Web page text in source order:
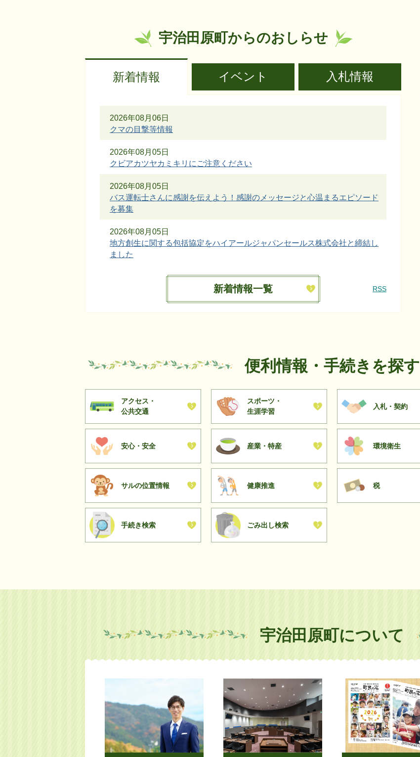
宇治田原町からのおしらせ
新着情報 イベント 入札情報
新
報
2026年08月06日
クマの目撃等情報
2026年08月05日
クビアカツヤカミキリにご注意ください
2026年08月05日
バス運転士さんに感謝を伝えよう！感謝のメッセージと心温まるエピソード
を募集
2026年08月05日
地方創生に関する包括協定をハイアールジャパンセールス株式会社と締結し
ました
2026年08月04日
住宅での子どもの転落事故を防ぐために
2026年08月04日
がん検診の申し込みが始まっています
2026年07月31日
〈企業版ふるさと納税〉で、宇治田原町の未来へつながる道路網の整備にご
公募型プロポーザル「学びを通じた子どもが主役の多世代交流イベント企画
運営業務」参加者募集
新着情報一覧 RSS
便利情報・手続きを探す
アクセス・
公共交通
スポーツ・
生涯学習
入札・契約
安心・安全 産業・特産 環境衛生
サルの位置情報 健康推進 税
手続き検索 ごみ出し検索
宇治田原町について